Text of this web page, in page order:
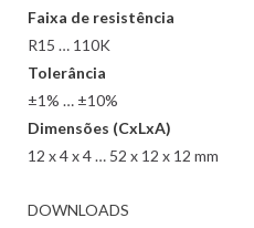
Faixa de resistência
R15 … 110K
Tolerância
±1% … ±10%
Dimensões (CxLxA)
12 x 4 x 4 … 52 x 12 x 12 mm
DOWNLOADS